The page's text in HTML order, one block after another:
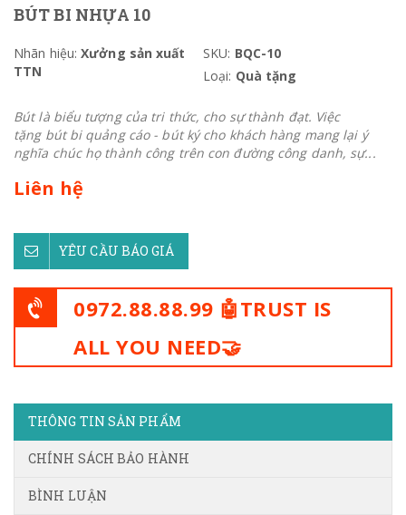
BÚT BI NHỰA 10
Nhãn hiệu: Xưởng sản xuất
TTN
SKU: BQC-10
Loại: Quà tặng
Bút là biểu tượng của tri thức, cho sự thành đạt. Việc
tặng bút bi quảng cáo - bút ký cho khách hàng mang lại ý
nghĩa chúc họ thành công trên con đường công danh, sự...
Liên hệ
YÊU CẦU BÁO GIÁ
0972.88.88.99 🤖TRUST IS
ALL YOU NEED🤝
THÔNG TIN SẢN PHẨM
CHÍNH SÁCH BẢO HÀNH
BÌNH LUẬN